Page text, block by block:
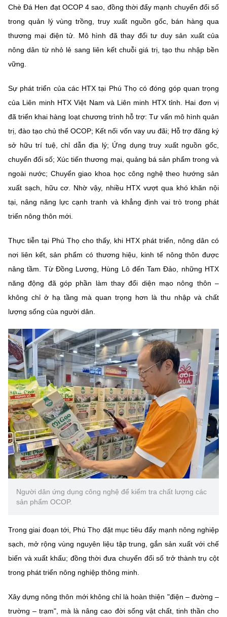
Chè Đá Hen đạt OCOP 4 sao , đồng thời đẩy mạnh chuyển đổi số
trong quản lý vùng trồng, truy xuất nguồn gốc, bán hàng qua
thương mại điện tử. Mô hình đã thay đổi tư duy sản xuất của
nông dân từ nhỏ lẻ sang liên kết chuỗi giá trị, tạo thu nhập bền
vững.
Sự phát triển của các HTX tại Phú Thọ có đóng góp quan trọng
của Liên minh HTX Việt Nam và Liên minh HTX tỉnh. Hai đơn vị
đã triển khai hàng loạt chương trình hỗ trợ: Tư vấn mô hình quản
trị, đào tạo chủ thể OCOP; Kết nối vốn vay ưu đãi; Hỗ trợ đăng ký
sở hữu trí tuệ, chỉ dẫn địa lý; Ứng dụng truy xuất nguồn gốc,
chuyển đổi số; Xúc tiến thương mại, quảng bá sản phẩm trong và
ngoài nước; Chuyển giao khoa học công nghệ theo hướng sản
xuất sạch, hữu cơ. Nhờ vậy, nhiều HTX vượt qua khó khăn nội
tại, nâng năng lực cạnh tranh và khẳng định vai trò trong phát
triển nông thôn mới.
Thực tiễn tại Phú Thọ cho thấy, khi HTX phát triển, nông dân có
nơi liên kết, sản phẩm có thương hiệu, kinh tế nông thôn được
nâng tầm. Từ Đồng Lương, Hùng Lô đến Tam Đảo, những HTX
năng động đã góp phần làm thay đổi diện mạo nông thôn –
không chỉ ở hạ tầng mà quan trọng hơn là thu nhập và chất
lượng sống của người dân
Người dân ứng dụng công nghệ để kiểm tra chất lượng các
sản phẩm OCOP.
Trong giai đoạn tới, Phú Thọ đặt mục tiêu đẩy mạnh nông nghiệp
sạch, mở rộng vùng nguyên liệu tập trung, gắn sản xuất với chế
biến và xuất khẩu; đồng thời đưa chuyển đổi số trở thành trụ cột
trong phát triển nông nghiệp thông minh.
Xây dựng nông thôn mới không chỉ là hoàn thiện "điện – đường –
trường – trạm", mà là nâng cao đời sống vật chất, tinh thần cho